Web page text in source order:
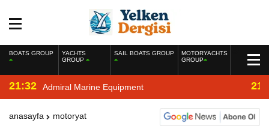
BOATS GROUP
YACHTS
GROUP
SAIL BOATS GROUP
MOTORYACHTS
GROUP
21:32 Admiral Marine Equipment
anasayfa motoryat